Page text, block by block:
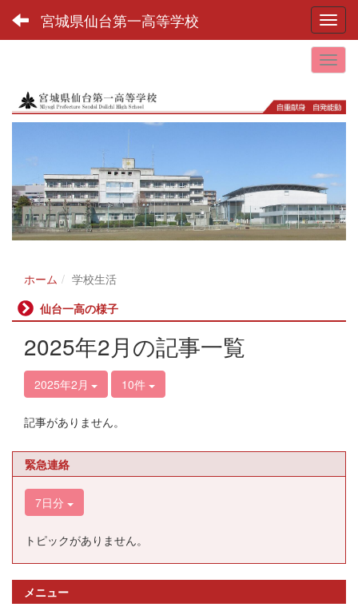
宮城県仙台第一高等学校
ホーム
学校生活
仙台一高の様子
2025年2月の記事一覧
2025年2月 10件
記事がありません。
緊急連絡
7日分
トピックがありません。
メニュー